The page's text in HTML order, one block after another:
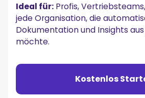
Ideal für: Profis,
jede Organisation, die
Dokumentation und Insights
möchte.
Kostenlos